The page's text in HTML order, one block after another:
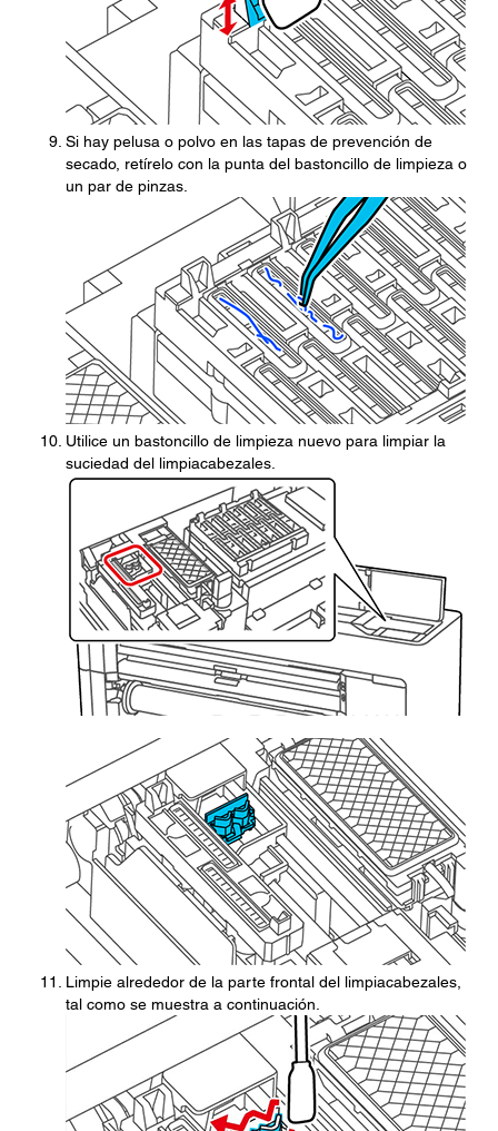
Si hay pelusa o polvo en las tapas de prevención de
secado, retírelo con la punta del bastoncillo de limpieza o
un par de pinzas.
Utilice un bastoncillo de limpieza nuevo para limpiar la
suciedad del limpiacabezales.
Limpie alrededor de la parte frontal del limpiacabezales,
tal como se muestra a continuación.